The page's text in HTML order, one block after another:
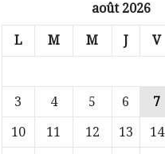
août 2026
L M M J V
3
4 5 6 7
10
11 12 13 14